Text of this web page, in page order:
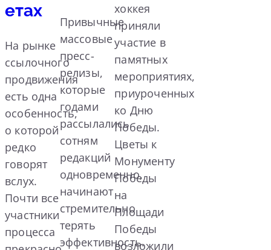
етах
На рынке
ссылочного
продвижения
есть одна
особенность,
о которой
редко
говорят
вслух.
Почти все
участники
процесса
Привычные
массовые
пресс-
релизы,
которые
годами
рассылались
сотням
редакций
одновременно,
начинают
стремительно
терять
эффективность.
хоккея
приняли
участие в
памятных
мероприятиях,
приуроченных
ко Дню
Победы.
Цветы к
Монументу
Победы
на
Площади
Победы
возложили